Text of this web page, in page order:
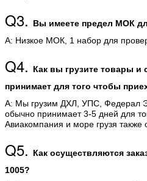
Q3.
Вы имеете предел МОК
А: Низкое МОК, 1 набор для
Q4.
Как вы грузите товары и
принимает для того чтобы
А: Мы грузим ДХЛ, УПС, Федерал
обычно принимает 3-5 дней для
Авиакомпания и море грузя также
Q5.
Как осуществляются
1005?